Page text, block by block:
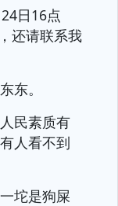
日16点
还请联系我
东。
民素质有
人看不到
坨是狗屎